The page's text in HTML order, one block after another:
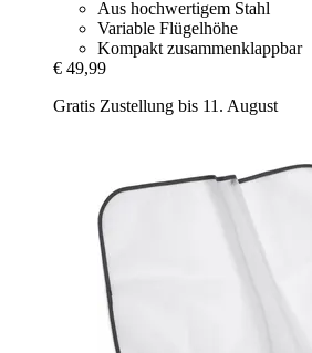
Aus hochwertigem Stahl
Variable Flügelhöhe
Kompakt zusammenklappbar
€ 49,99
Gratis Zustellung bis 11. August